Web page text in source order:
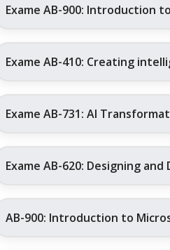
Exame AB-900: Introduction
Exame AB-410: Creating
Exame AB-731: AI
Exame AB-620: Designing
AB-900: Introduction to